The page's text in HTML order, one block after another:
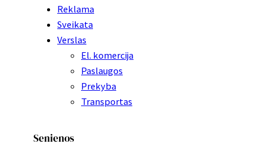
Reklama
Sveikata
Verslas
El. komercija
Paslaugos
Prekyba
Transportas
Senienos